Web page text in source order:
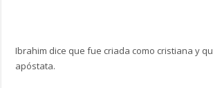
Ibrahim dice que fue criada como cristiana y
apóstata.